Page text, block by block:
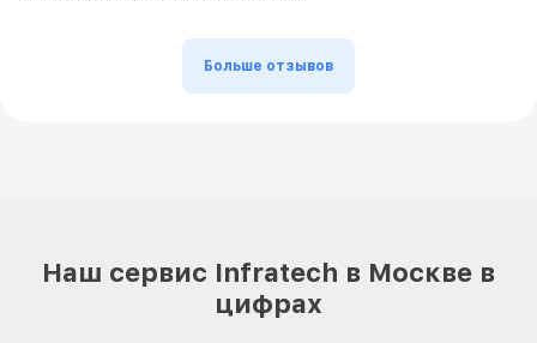
Больше отзывов
Наш сервис Infratech в Москве в
цифрах